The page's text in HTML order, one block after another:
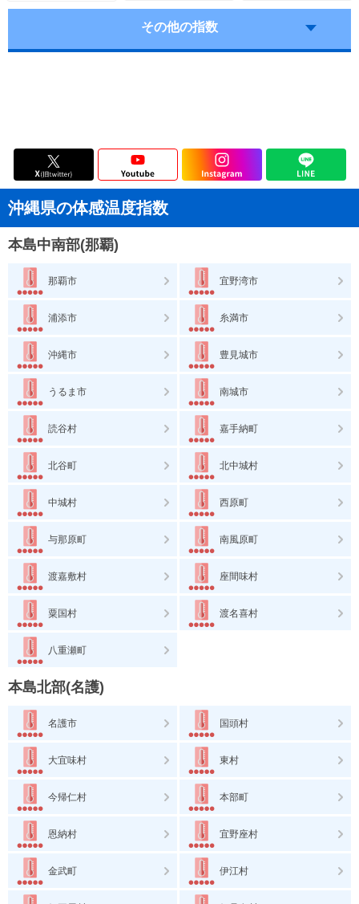
その他の指数
沖縄県の体感温度指数
本島中南部(那覇)
那覇市 宜野湾市
浦添市 糸満市
沖縄市 豊見城市
うるま市 南城市
読谷村 嘉手納町
北谷町 北中城村
中城村 西原町
与那原町 南風原町
渡嘉敷村 座間味村
粟国村 渡名喜村
八重瀬町
本島北部(名護)
名護市 国頭村
大宜味村 東村
今帰仁村 本部町
恩納村 宜野座村
金武町 伊江村